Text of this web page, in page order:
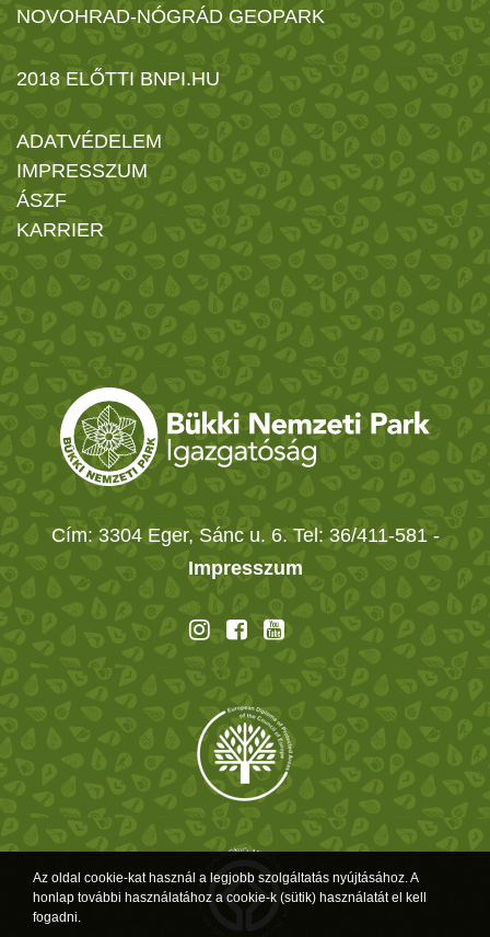
NOVOHRAD-NÓGRÁD GEOPARK
2018 ELŐTTI BNPI.HU
ADATVÉDELEM
IMPRESSZUM
ÁSZF
KARRIER
Cím: 3304 Eger, Sánc u. 6. Tel: 36/411-581 -
Impresszum
Az oldal cookie-kat használ a legjobb szolgáltatás nyújtásához. A
honlap további használatához a cookie-k (sütik) használatát el kell
fogadni.